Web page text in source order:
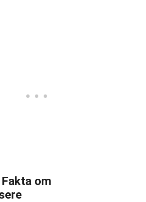
om